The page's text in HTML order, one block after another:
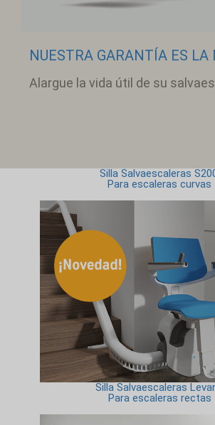
NUESTRA GARANTÍA ES LA
Alargue la vida útil de su
Silla Salvaescaleras
Para escaleras curvas
Silla Salvaescaleras
Para escaleras rectas